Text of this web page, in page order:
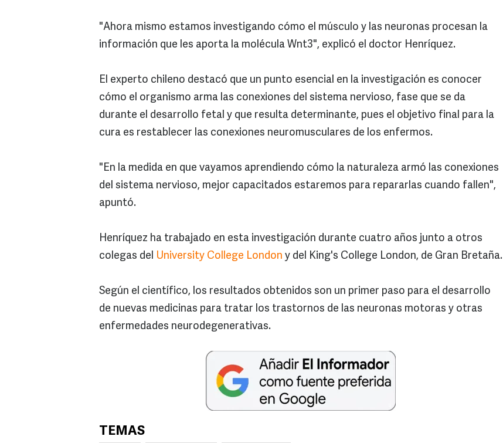
"Ahora mismo estamos investigando cómo el músculo y las neuronas procesan la
información que les aporta la molécula Wnt3", explicó el doctor Henríquez.
El experto chileno destacó que un punto esencial en la investigación es conocer
cómo el organismo arma las conexiones del sistema nervioso, fase que se da
durante el desarrollo fetal y que resulta determinante, pues el objetivo final para la
cura es restablecer las conexiones neuromusculares de los enfermos.
"En la medida en que vayamos aprendiendo cómo la naturaleza armó las conexiones
del sistema nervioso, mejor capacitados estaremos para repararlas cuando fallen",
apuntó.
Henríquez ha trabajado en esta investigación durante cuatro años junto a otros
colegas del University College London y del King's College London, de Gran Bretaña.
Según el científico, los resultados obtenidos son un primer paso para el desarrollo
de nuevas medicinas para tratar los trastornos de las neuronas motoras y otras
enfermedades neurodegenerativas.
TEMAS